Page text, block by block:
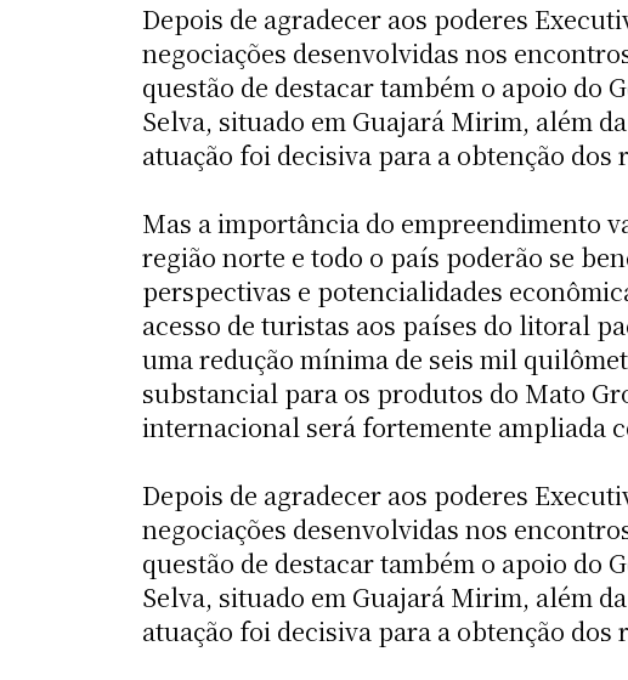
Depois de agradecer aos poderes
negociações desenvolvidas nos
questão de destacar também o apoio do
Selva, situado em Guajará Mirim, além
atuação foi decisiva para a obtenção dos
Mas a importância do empreendimento
região norte e todo o país poderão se
perspectivas e potencialidades
acesso de turistas aos países do litoral
uma redução mínima de seis mil
substancial para os produtos do Mato
internacional será fortemente ampliada
Depois de agradecer aos poderes
negociações desenvolvidas nos
questão de destacar também o apoio do
Selva, situado em Guajará Mirim, além
atuação foi decisiva para a obtenção dos